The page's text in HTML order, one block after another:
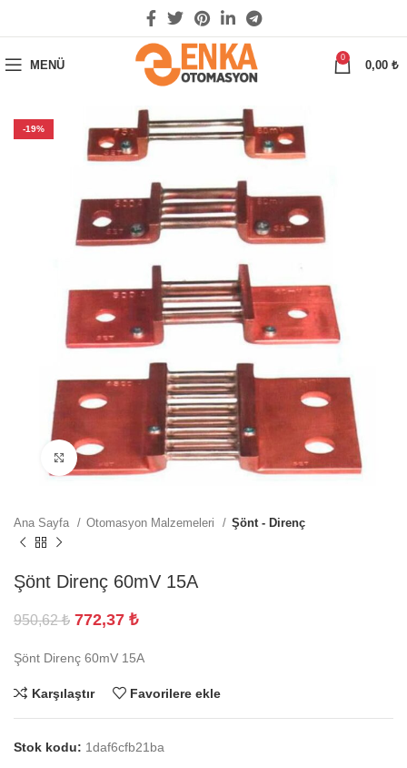
MENÜ
0
0,00 ₺
-19%
Büyütmek için tıklayın
Ana Sayfa Otomasyon Malzemeleri Şönt - Direnç
Şönt Direnç 60mV 15A
950,62₺ 772,37 ₺
Şönt Direnç 60mV 15A
Karşılaştır Favorilere ekle
Stok kodu: 1daf6cfb21ba